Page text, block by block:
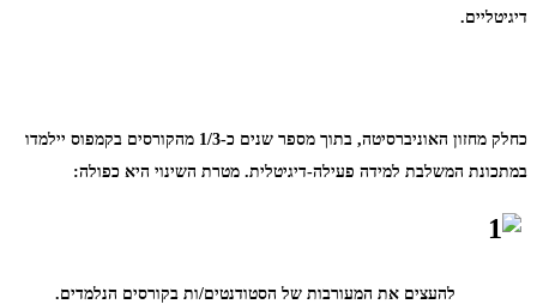
דיגיטליים.
כחלק מחזון האוניברסיטה, בתוך מספר שנים כ-1/3 מהקורסים בקמפוס יילמדו
במתכונת המשלבת למידה פעילה-דיגיטלית. מטרת השינוי היא כפולה:
להעצים את המעורבות של הסטודנטים/ות בקורסים הנלמדים.